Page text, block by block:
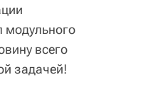
модульного
всего
задачей!